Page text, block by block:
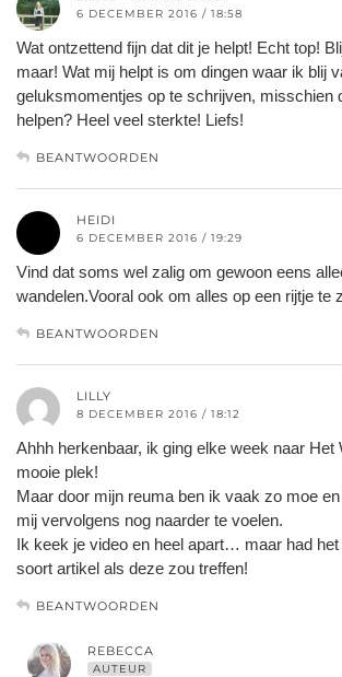
6 DECEMBER 2016 / 18:58
Wat ontzettend fijn dat dit je helpt! Echt top!
maar! Wat mij helpt is om dingen waar ik blij
geluksmomentjes op te schrijven, misschien
helpen? Heel veel sterkte! Liefs!
BEANTWOORDEN
HEIDI
6 DECEMBER 2016 / 19:29
Vind dat soms wel zalig om gewoon eens
wandelen.Vooral ook om alles op een rijtje te
BEANTWOORDEN
LILLY
8 DECEMBER 2016 / 18:12
Ahhh herkenbaar, ik ging elke week naar Het
mooie plek!
Maar door mijn reuma ben ik vaak zo moe
mij vervolgens nog naarder te voelen.
Ik keek je video en heel apart… maar had het
soort artikel als deze zou treffen!
BEANTWOORDEN
REBECCA
AUTEUR